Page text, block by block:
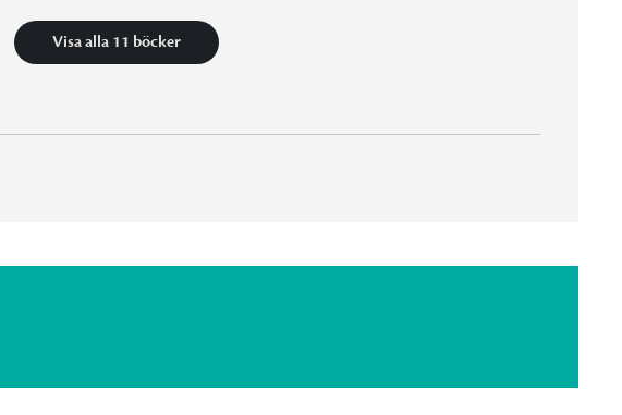
Visa alla 11 böcker